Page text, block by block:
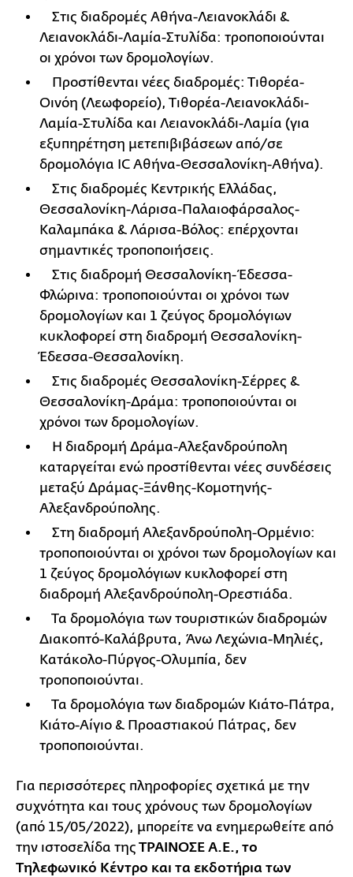
Στις διαδρομές Αθήνα-Λειανοκλάδι &
Λειανοκλάδι-Λαμία-Στυλίδα: τροποποιούνται
οι χρόνοι των δρομολογίων.
Προστίθενται νέες διαδρομές: Τιθορέα-
Οινόη (Λεωφορείο), Τιθορέα-Λειανοκλάδι-
Λαμία-Στυλίδα και Λειανοκλάδι-Λαμία (για
εξυπηρέτηση μετεπιβιβάσεων από/σε
δρομολόγια IC Αθήνα-Θεσσαλονίκη-Αθήνα).
Στις διαδρομές Κεντρικής Ελλάδας,
Θεσσαλονίκη-Λάρισα-Παλαιοφάρσαλος-
Καλαμπάκα & Λάρισα-Βόλος: επέρχονται
σημαντικές τροποποιήσεις.
Στις διαδρομή Θεσσαλονίκη-Έδεσσα-
Φλώρινα: τροποποιούνται οι χρόνοι των
δρομολογίων και 1 ζεύγος δρομολόγιων
κυκλοφορεί στη διαδρομή Θεσσαλονίκη-
Έδεσσα-Θεσσαλονίκη.
Στις διαδρομές Θεσσαλονίκη-Σέρρες &
Θεσσαλονίκη-Δράμα: τροποποιούνται οι
χρόνοι των δρομολογίων.
Η διαδρομή Δράμα-Αλεξανδρούπολη
καταργείται ενώ προστίθενται νέες συνδέσεις
μεταξύ Δράμας-Ξάνθης-Κομοτηνής-
Αλεξανδρούπολης.
Στη διαδρομή Αλεξανδρούπολη-Ορμένιο:
τροποποιούνται οι χρόνοι των δρομολογίων και
1 ζεύγος δρομολόγιων κυκλοφορεί στη
διαδρομή Αλεξανδρούπολη-Ορεστιάδα.
Τα δρομολόγια των τουριστικών διαδρομών
Διακοπτό-Καλάβρυτα, Άνω Λεχώνια-Μηλιές,
Κατάκολο-Πύργος-Ολυμπία, δεν
τροποποιούνται.
Τα δρομολόγια των διαδρομών Κιάτο-Πάτρα,
Κιάτο-Αίγιο & Προαστιακού Πάτρας, δεν
τροποποιούνται.
Για περισσότερες πληροφορίες σχετικά με την
συχνότητα και τους χρόνους των δρομολογίων
(από 15/05/2022), μπορείτε να ενημερωθείτε από
την ιστοσελίδα της ΤΡΑΙΝΟΣΕ Α.Ε., το
Τηλεφωνικό Κέντρο και τα εκδοτήρια των